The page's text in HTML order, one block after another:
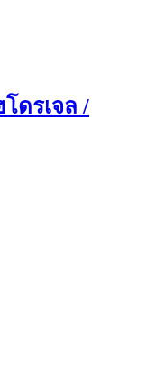
ดรเจล /